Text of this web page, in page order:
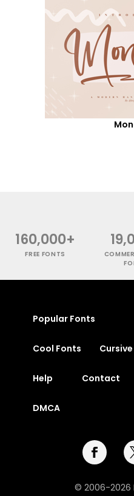
160,000+
FREE FONTS
Popular Fonts
Cool Fonts
Help Contact
DMCA
© 2006-2026